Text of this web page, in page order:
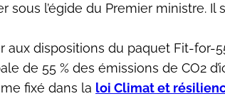
l’égide du Premier ministre. Il
aux dispositions du paquet Fit-for-
55 % des émissions de CO2
fixé dans la loi Climat et